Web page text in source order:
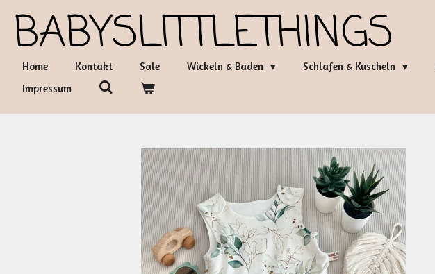
Zum
Hauptinhalt
springen
BABYSLITTLETHINGS
Home Kontakt Sale Wickeln & Baden Schlafen & Kuscheln
Impressum